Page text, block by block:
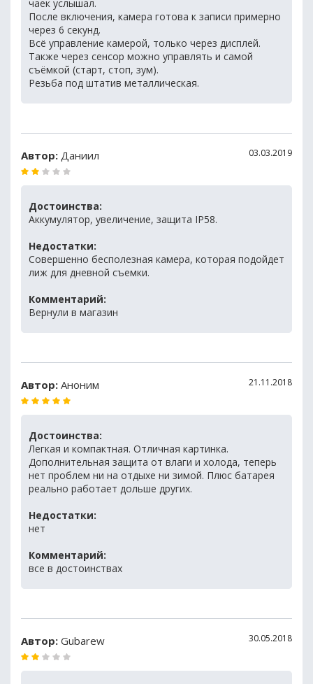
чаек услышал.
После включения, камера готова к записи примерно
через 6 секунд.
Всё управление камерой, только через дисплей.
Также через сенсор можно управлять и самой
съёмкой (старт, стоп, зум).
Резьба под штатив металлическая.
Автор: Даниил 03.03.2019
Достоинства:
Аккумулятор, увеличение, защита IP58.
Недостатки:
Совершенно бесполезная камера, которая подойдет
лиж для дневной съемки.
Комментарий:
Вернули в магазин
Автор: Аноним 21.11.2018
Достоинства:
Легкая и компактная. Отличная картинка.
Дополнительная защита от влаги и холода, теперь
нет проблем ни на отдыхе ни зимой. Плюс батарея
реально работает дольше других.
Недостатки:
нет
Комментарий:
все в достоинствах
Автор: Gubarew 30.05.2018